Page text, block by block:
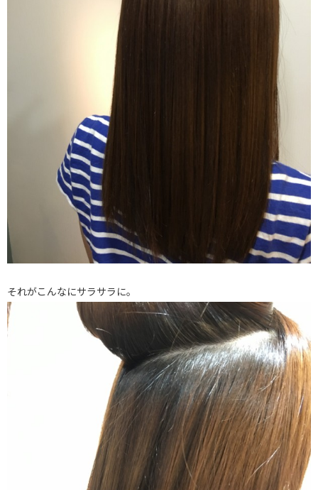
それがこんなにサラサラに。